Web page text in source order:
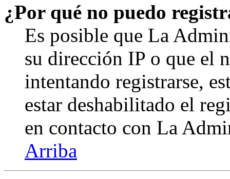
¿Por qué no puedo
Es posible que La
su dirección IP o que el
intentando registrarse,
estar deshabilitado el
en contacto con La
Arriba